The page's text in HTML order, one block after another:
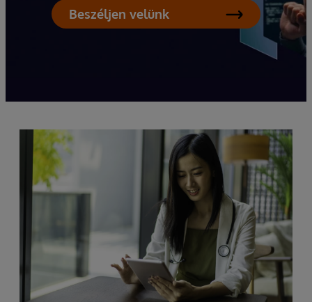
Beszéljen velünk